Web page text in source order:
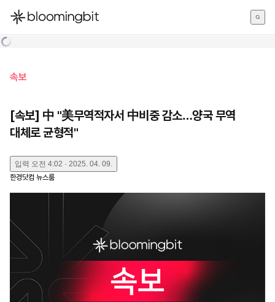
한국어
속보
[속보] 中 "美무역적자서 中비중 감소…양국 무역
대체로 균형적"
입력 오전 4:02 · 2025. 04. 09.
한경닷컴 뉴스룸